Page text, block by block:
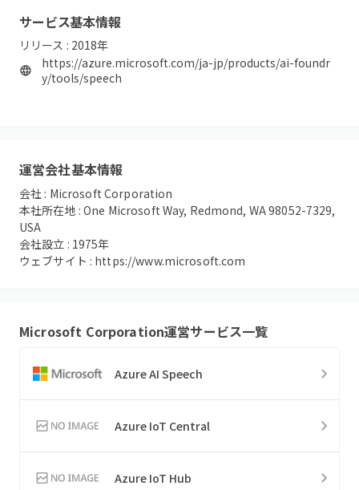
サービス基本情報
リリース : 2018年
https://azure.microsoft.com/ja-jp/products/ai-foundr
y/tools/speech
運営会社基本情報
会社 : Microsoft Corporation
本社所在地 :One Microsoft Way, Redmond, WA 98052-7329,
USA
会社設立 : 1975年
ウェブサイト : https://www.microsoft.com
Microsoft Corporation運営サービス一覧
Azure AI Speech
Azure IoT Central
Azure IoT Hub